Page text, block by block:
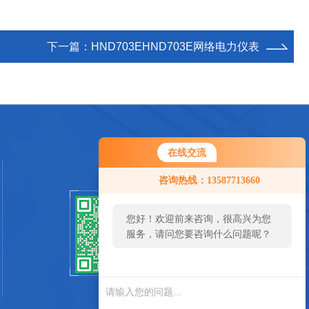
在线交流
咨询热线：13587713660
您好！欢迎前来咨询，很高兴为您
服务，请问您要咨询什么问题呢？
下一篇： HND703EHND703E网络电力仪表
扫一扫关注我们